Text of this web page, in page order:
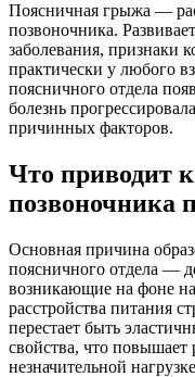
Поясничная грыжа —
позвоночника.
заболевания, признаки
практически у любого
поясничного отдела
болезнь
причинных факторов.
Что приводит
позвоночника
Основная причина
поясничного отдела —
возникающие на фоне
расстройства питания
перестает быть
свойства, что
незначительной